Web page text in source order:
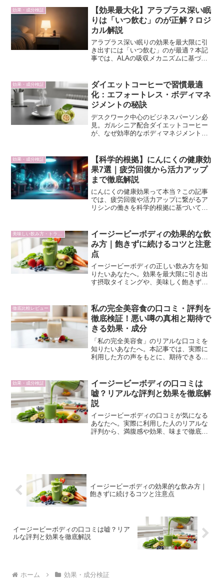
効果・成分検証
【効果最大化】アラプラス深い眠
りは「いつ飲む」のが正解？ロジ
カル解説
アラプラス深い眠りの効果を最大限に引
き出すには「いつ飲む」のが最適？本記
事では、ALAの吸収メカニズムに基づ
へ。
効果・成分検証
ダイエットコーヒーで習慣最適
化：エフォートレス・ボディマネ
ジメントの秘訣
デスクワーク中心のビジネスパーソン必
見。ガルシニア配合ダイエットコーヒー
が、なぜ効率的なボディマネジメントを
志力に頼らない習慣置き換えのロジック
を解き明かします。
効果・成分検証
【科学的根拠】にんにくの健康効
果7選｜疲労回復から活力アップ
まで徹底解説
にんにくの健康効果って本当？この記事
では、疲労回復や活力アップに繋がるア
リシンの働きを科学的根拠に基づいて徹
にんにくの持つ力を細胞レベルで解き明
かします。
イージービーボディの効果的な飲
み方｜飽きずに続けるコツと注意
点
イージービーボディの正しい飲み方を知
りたいあなたへ。効果を最大限に引き出
す摂取タイミングや、美味しく飽きずに
力を維持しつつスマートにボディメイク
するための秘訣をご紹介します。
徹底比較レビュー
私の完全美容食の口コミ・評判を
徹底検証！悪い噂の真相と期待で
きる効果・成分
「私の完全美容食」のリアルな口コミを
知りたいあなたへ。本記事では、実際に
利用した方の声をもとに、期待できる効
容と健康をサポートするのか、成分メカ
ニズムと合わせて詳しく解説します。
効果・成分検証
イージービーボディの口コミは
嘘？リアルな評判と効果を徹底解
説
イージービーボディの口コミが気になる
あなたへ。実際に利用した人のリアルな
評判から、満腹感や効果、味まで徹底分
イージービーボディの効果的な飲み方｜
飽きずに続けるコツと注意点
イージービーボディの口コミは嘘？リア
ルな評判と効果を徹底解説
ホーム 効果・成分検証